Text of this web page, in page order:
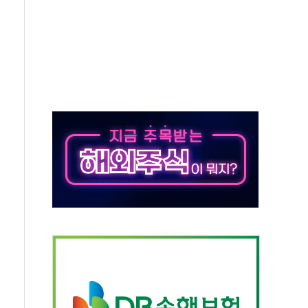
표...김민석 50.30% 정청래 41.94% 송영길 7.76%
명 맞이…"마음 잇는 시간 되길"
거꾸로' 논란…이틀만에 철거
역대 최대폭 감소한 9.4%↓…유통업계 양극화 심화
사'로 콜롬비아 대통령 취임식 참석
간당 30mm 강한 비...호우 피해 없어
…野 "청년 우롱 기괴" vs 與 "송구한 해프닝"